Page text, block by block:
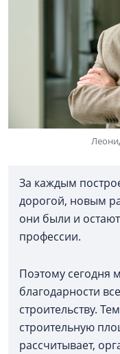
За каждым
дорогой, новым
они были и
профессии.
Поэтому сегодня
благодарности
строительству.
строительную
рассчитывает,